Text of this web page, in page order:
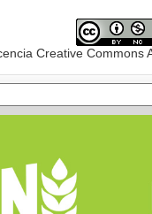
Creative Commons